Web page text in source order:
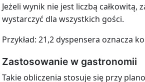
Jeżeli wynik nie jest liczbą całkowitą,
wystarczyć dla wszystkich gości.
Przykład: 21,2 dyspensera oznacza
Zastosowanie w gastronomii
Takie obliczenia stosuje się przy